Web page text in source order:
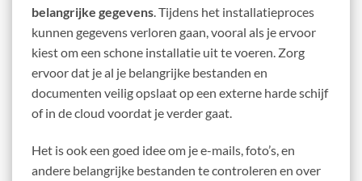
belangrijke gegevens. Tijdens het installatieproces
kunnen gegevens verloren gaan, vooral als je ervoor
kiest om een schone installatie uit te voeren. Zorg
ervoor dat je al je belangrijke bestanden en
documenten veilig opslaat op een externe harde schijf
of in de cloud voordat je verder gaat.
Het is ook een goed idee om je e-mails, foto’s, en
andere belangrijke bestanden te controleren en over